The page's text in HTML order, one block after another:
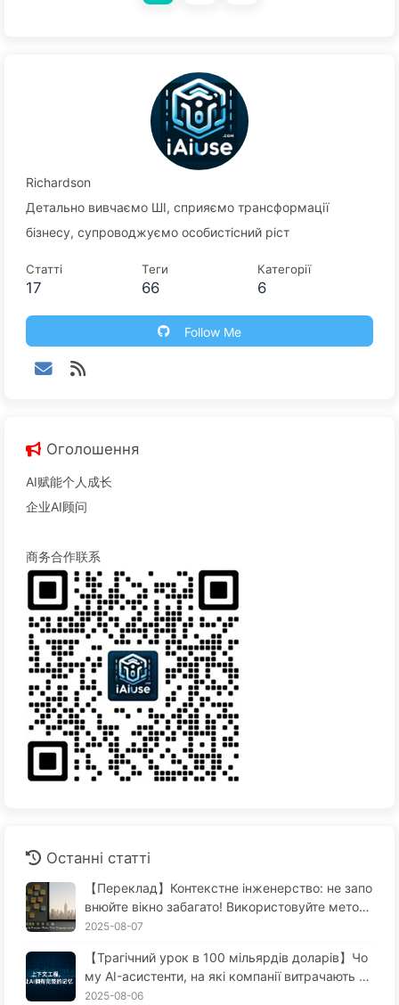
“параметри” став поширеним обговоренням у
великих мовних моделях. М ...
Richardson
Детально вивчаємо ШІ, сприяємо трансформації
бізнесу, супроводжуємо особистісний ріст
Статті
17
Теги
66
Категорії
6
Follow Me
Оголошення
AI赋能个人成长
企业AI顾问
商务合作联系
Останні статті
【Переклад】Контекстне інженерство: не запо
внюйте вікно забагато! Використовуйте метод
и запису, відбору, стиснення та ізоляції, щоб т
2025-08-07
【Трагічний урок в 100 мільярдів доларів】Чо
му AI-асистенти, на які компанії витрачають ве
личезні гроші, завжди "забувають" у критичні
2025-08-06